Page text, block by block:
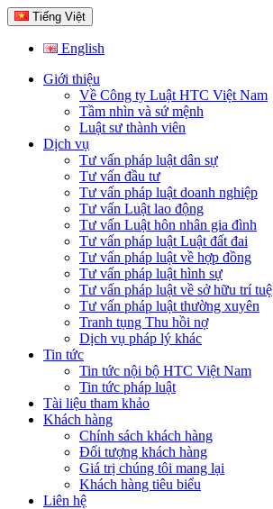
Tiếng Việt
English
Giới thiệu
Về Công ty Luật HTC Việt Nam
Tầm nhìn và sứ mệnh
Luật sư thành viên
Dịch vụ
Tư vấn pháp luật dân sự
Tư vấn đầu tư
Tư vấn pháp luật doanh nghiệp
Tư vấn Luật lao động
Tư vấn Luật hôn nhân gia đình
Tư vấn pháp luật Luật đất đai
Tư vấn pháp luật về hợp đồng
Tư vấn pháp luật hình sự
Tư vấn pháp luật về sở hữu trí tuệ
Tư vấn pháp luật thường xuyên
Tranh tụng Thu hồi nợ
Dịch vụ pháp lý khác
Tin tức
Tin tức nội bộ HTC Việt Nam
Tin tức pháp luật
Tài liệu tham khảo
Khách hàng
Chính sách khách hàng
Đối tượng khách hàng
Giá trị chúng tôi mang lại
Khách hàng tiêu biểu
Liên hệ